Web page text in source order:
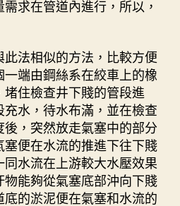
求在管道內進行，所以，
法相似的方法，比較方便
端由鋼絲系在絞車上的橡
住檢查井下賤的管段進
水，待水布滿，並在檢查
，突然放走氣塞中的部分
便在水流的推進下往下賤
水流在上游較大水壓效果
能夠從氣塞底部沖向下賤
的淤泥便在氣塞和水流的